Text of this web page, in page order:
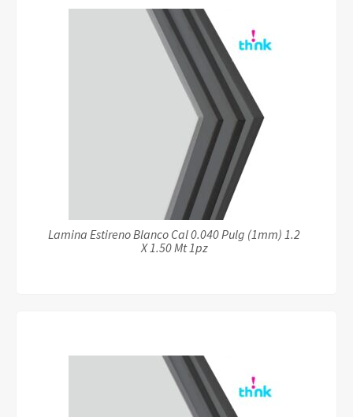
Lamina Estireno Blanco Cal 0.040 Pulg (1mm) 1.2
X 1.50 Mt 1pz